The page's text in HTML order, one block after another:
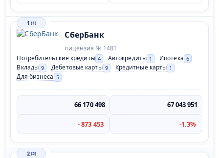
1 (1)
СберБанк
лицензия № 1481
Потребительские кредиты 4 Автокредиты 1 Ипотека 6
Вклады 9 Дебетовые карты 9 Кредитные карты 1
Для бизнеса 5
66 170 498 67 043 951
- 873 453 -1.3%
2(2)